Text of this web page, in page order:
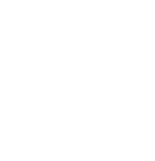
blog.de